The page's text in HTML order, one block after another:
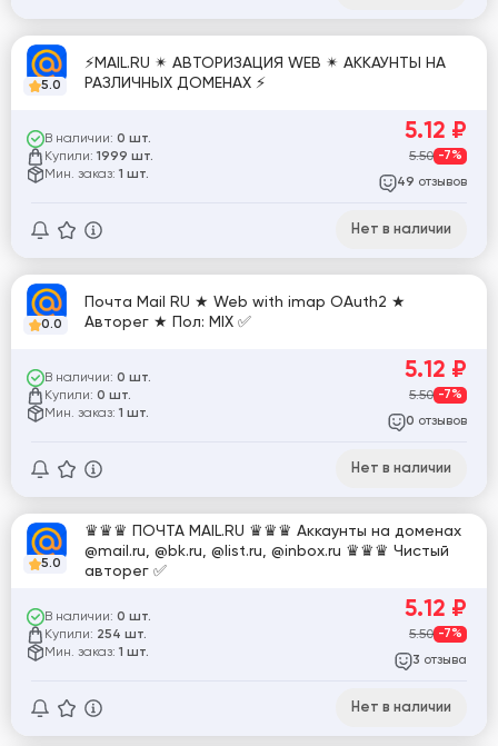
5.0
⚡MAIL.RU ✴︎ АВТОРИЗАЦИЯ WEB ✴︎ АККАУНТЫ НА
РАЗЛИЧНЫХ ДОМЕНАХ ⚡
В наличии: 0 шт.
Купили: 1999 шт.
Мин. заказ: 1 шт.
5.12 ₽
5.50 -7%
49 отзывов
Нет в наличии
0.0
Почта Mail RU ★ Web with imap OAuth2 ★
Авторег ★ Пол: MIX ✅
В наличии: 0 шт.
Купили: 0 шт.
Мин. заказ: 1 шт.
5.12 ₽
5.50 -7%
0 отзывов
Нет в наличии
5.0
♛♛♛ ПОЧТА MAIL.RU ♛♛♛ Аккаунты на доменах
@mail.ru, @bk.ru, @list.ru, @inbox.ru ♛♛♛ Чистый
авторег ✅
В наличии: 0 шт.
Купили: 254 шт.
Мин. заказ: 1 шт.
5.12 ₽
5.50 -7%
3 отзыва
Нет в наличии